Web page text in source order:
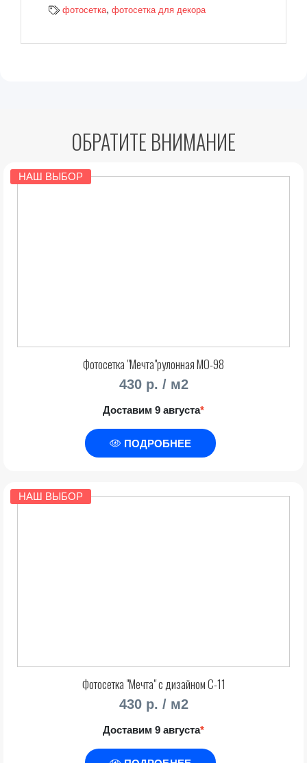
фотосетка, фотосетка для декора
ОБРАТИТЕ ВНИМАНИЕ
НАШ ВЫБОР
Фотосетка "Мечта"рулонная МО-98
430 р. / м2
Доставим 9 августа*
ПОДРОБНЕЕ
НАШ ВЫБОР
Фотосетка "Мечта" с дизайном С-11
430 р. / м2
Доставим 9 августа*